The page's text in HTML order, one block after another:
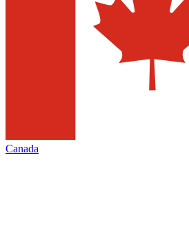
Canada